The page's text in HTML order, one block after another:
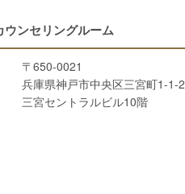
ウンセリングルーム
〒650-0021
兵庫県神戸市中央区三宮町1-1-2
三宮セントラルビル10階